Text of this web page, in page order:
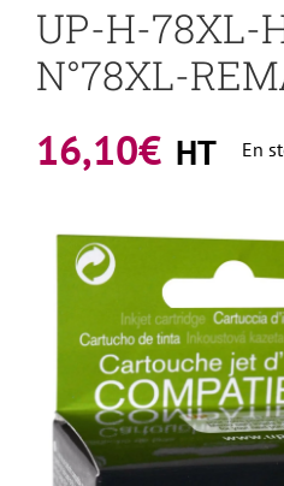
UP-H-78XL-
N°78XL-
16,10€ HT En